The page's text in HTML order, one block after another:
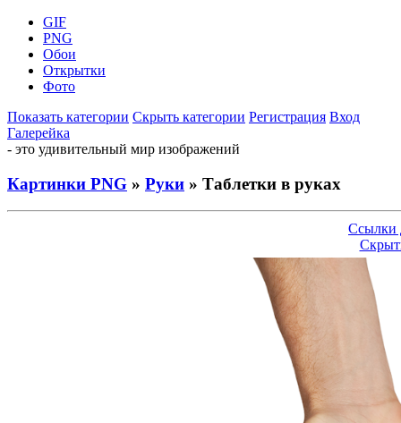
GIF
PNG
Обои
Открытки
Фото
Показать категории Скрыть категории Регистрация Вход
Галерейка
- это удивительный мир изображений
Картинки PNG » Руки » Таблетки в руках
Ссылки